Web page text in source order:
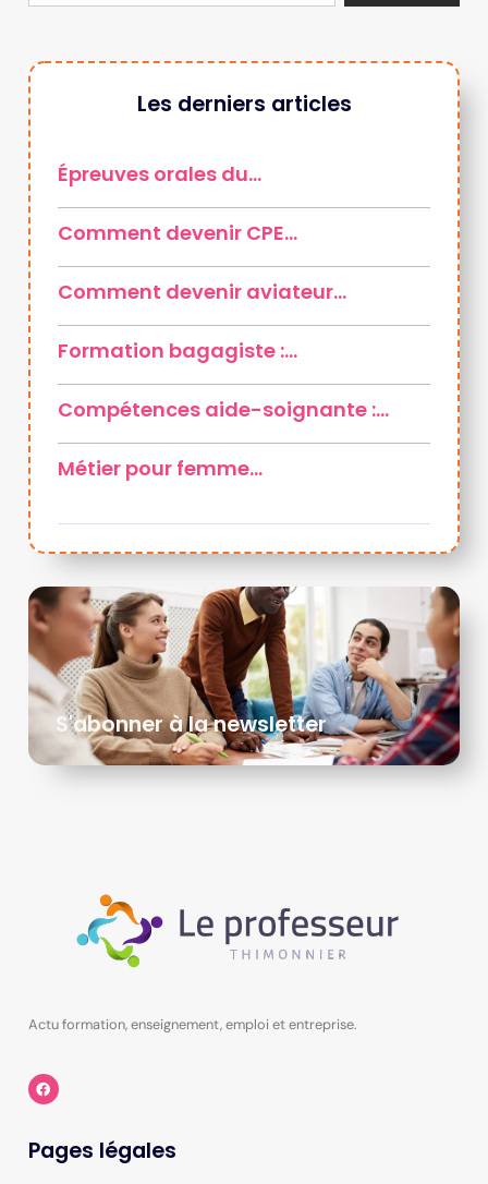
Les derniers articles
Épreuves orales du…
Comment devenir CPE…
Comment devenir aviateur…
Formation bagagiste :…
Compétences aide-soignante :…
Métier pour femme…
S'abonner à la newsletter
Actu formation, enseignement, emploi et entreprise.
Pages légales